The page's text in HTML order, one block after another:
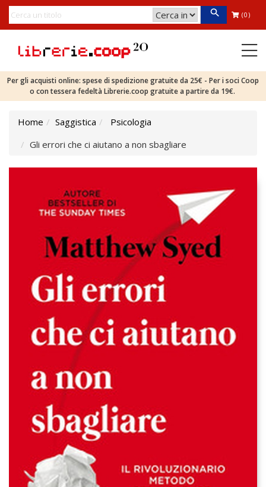
(0)
Per gli acquisti online: spese di spedizione gratuite da 25€ - Per i soci Coop
o con tessera fedeltà Librerie.coop gratuite a partire da 19€.
Home Saggistica
Psicologia
Gli errori che ci aiutano a non sbagliare